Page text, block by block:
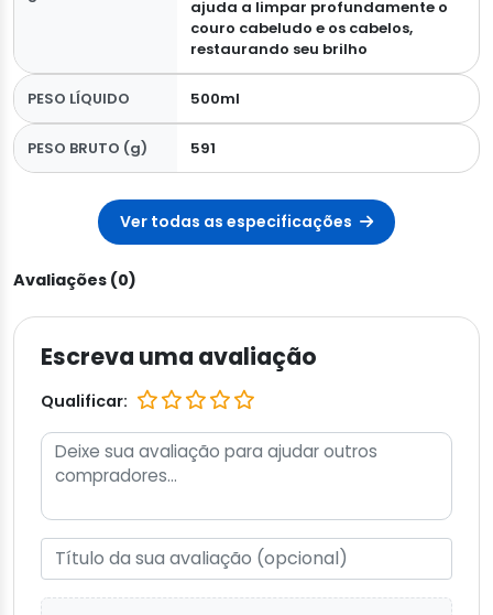
ajuda a limpar profundamente o
couro cabeludo e os cabelos,
restaurando seu brilho
PESO LÍQUIDO 500ml
PESO BRUTO (g) 591
Ver todas as especificações
Avaliações (0)
Escreva uma avaliação
Qualificar: